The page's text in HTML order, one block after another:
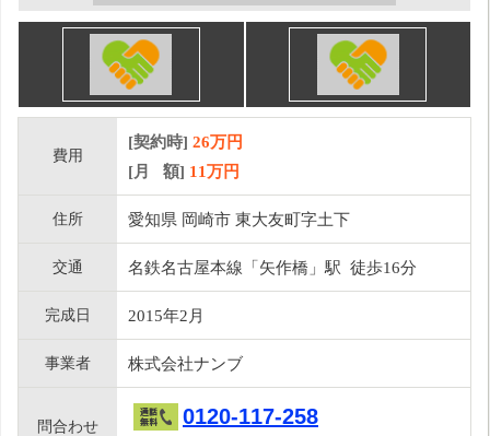
費用
[契約時] 26万円
[月 額] 11万円
住所 愛知県 岡崎市 東大友町字土下
交通 名鉄名古屋本線「矢作橋」駅 徒歩16分
完成日 2015年2月
事業者 株式会社ナンブ
問合わせ 0120-117-258